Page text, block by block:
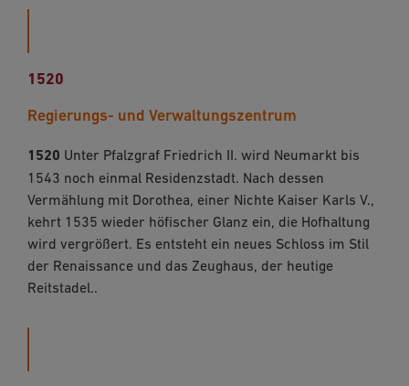
1520
Regierungs- und Verwaltungszentrum
1520 Unter Pfalzgraf Friedrich II. wird Neumarkt bis
1543 noch einmal Residenzstadt. Nach dessen
Vermählung mit Dorothea, einer Nichte Kaiser Karls V.,
kehrt 1535 wieder hö­fischer Glanz ein, die Hofhaltung
wird vergrößert. Es entsteht ein neues Schloss im Stil
der Renaissance und das Zeughaus, der heutige
Reitstadel..